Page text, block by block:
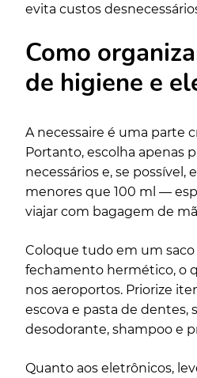
evita custos
Como
de higiene e
A necessaire é uma parte
Portanto, escolha apenas
necessários e, se possível,
menores que 100 ml —
viajar com bagagem de
Coloque tudo em um
fechamento hermético, o
nos aeroportos. Priorize
escova e pasta de dentes,
desodorante, shampoo e
Quanto aos eletrônicos,